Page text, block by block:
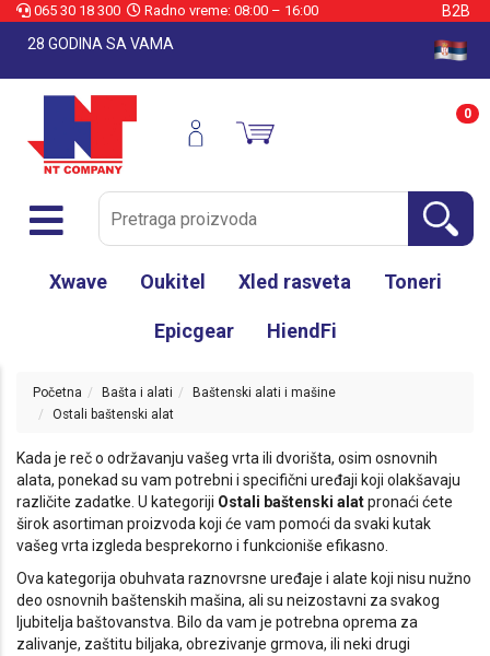
065 30 18 300 Radno vreme: 08:00 – 16:00
B2B
28 GODINA SA VAMA
Xwave Oukitel Xled rasveta Toneri
Epicgear HiendFi
0
Početna Bašta i alati
Baštenski alati i mašine
Ostali baštenski alat
Kada je reč o održavanju vašeg vrta ili dvorišta, osim osnovnih
alata, ponekad su vam potrebni i specifični uređaji koji olakšavaju
različite zadatke. U kategoriji Ostali baštenski alatpronaći ćete
širok asortiman proizvoda koji će vam pomoći da svaki kutak
vašeg vrta izgleda besprekorno i funkcioniše efikasno.
Ova kategorija obuhvata raznovrsne uređaje i alate koji nisu nužno
deo osnovnih baštenskih mašina, ali su neizostavni za svakog
ljubitelja baštovanstva. Bilo da vam je potrebna oprema za
zalivanje, zaštitu biljaka, obrezivanje grmova, ili neki drugi